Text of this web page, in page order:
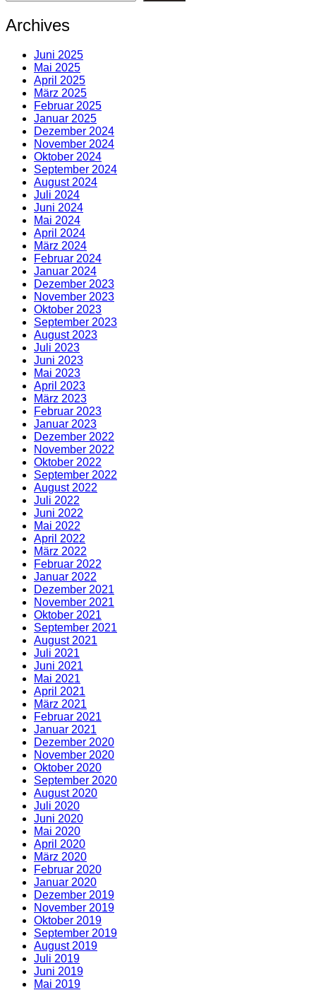
Archives
Juni 2025
Mai 2025
April 2025
März 2025
Februar 2025
Januar 2025
Dezember 2024
November 2024
Oktober 2024
September 2024
August 2024
Juli 2024
Juni 2024
Mai 2024
April 2024
März 2024
Februar 2024
Januar 2024
Dezember 2023
November 2023
Oktober 2023
September 2023
August 2023
Juli 2023
Juni 2023
Mai 2023
April 2023
März 2023
Februar 2023
Januar 2023
Dezember 2022
November 2022
Oktober 2022
September 2022
August 2022
Juli 2022
Juni 2022
Mai 2022
April 2022
März 2022
Februar 2022
Januar 2022
Dezember 2021
November 2021
Oktober 2021
September 2021
August 2021
Juli 2021
Juni 2021
Mai 2021
April 2021
März 2021
Februar 2021
Januar 2021
Dezember 2020
November 2020
Oktober 2020
September 2020
August 2020
Juli 2020
Juni 2020
Mai 2020
April 2020
März 2020
Februar 2020
Januar 2020
Dezember 2019
November 2019
Oktober 2019
September 2019
August 2019
Juli 2019
Juni 2019
Mai 2019